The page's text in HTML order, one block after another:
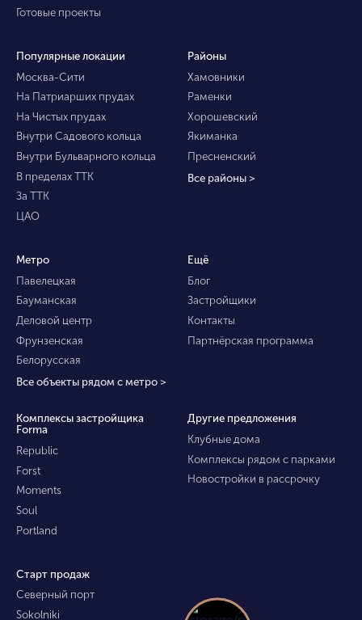
Готовые проекты
Популярные локации
Москва-Сити
На Патриарших прудах
На Чистых прудах
Внутри Садового кольца
Внутри Бульварного кольца
В пределах ТТК
За ТТК
ЦАО
Районы
Хамовники
Раменки
Хорошевский
Якиманка
Пресненский
Все районы >
Метро
Павелецкая
Бауманская
Деловой центр
Фрунзенская
Белорусская
Все объекты рядом с метро >
Ещё
Блог
Застройщики
Контакты
Партнёрская программа
Комплексы застройщика
Forma
Republic
Forst
Moments
Soul
Portland
Другие предложения
Клубные дома
Комплексы рядом с парками
Новостройки в рассрочку
Старт продаж
Северный порт
Sokolniki